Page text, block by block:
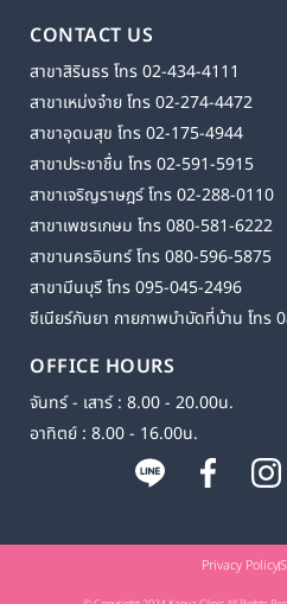
CONTACT US
สาขาสิรินธร โทร 02-434-4111
สาขาเหม่งจ๋าย โทร 02-274-4472
สาขาอุดมสุข โทร 02-175-4944
สาขาประชาชื่น โทร 02-591-5915
สาขาเจริญราษฎร์ โทร 02-288-0110
สาขาเพชรเกษม โทร 080-581-6222
สาขานครอินทร์ โทร 080-596-5875
สาขามีนบุรี โทร 095-045-2496
ซีเนียร์กันยา กายภาพบำบัดที่บ้าน โทร
OFFICE HOURS
จันทร์ - เสาร์ : 8.00 - 20.00น.
อาทิตย์ : 8.00 - 16.00น.
Privacy Policy